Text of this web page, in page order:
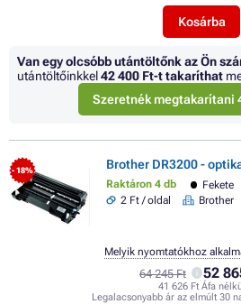
Kosárba
Van egy olcsóbb utántöltőnk az Ön
utántöltőinkkel42 400 Ft-t takaríthat
Szeretnék megtakarítani
- 18% Brother DR3200 -
Raktáron 4 db Fekete
2 Ft / oldal
Brother
64 245 Ft 52
41 626 Ft Áfa
Legalacsonyabb ár az elmúlt 30
Melyik nyomtatókhoz